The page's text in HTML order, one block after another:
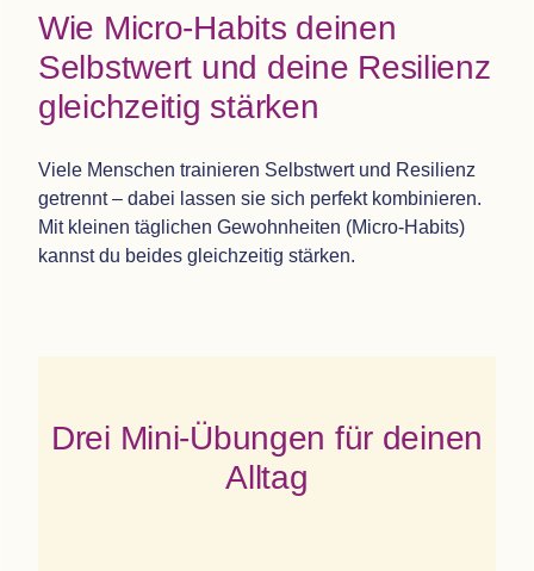
Wie Micro-Habits dei­nen
Selbst­wert und deine Resi­li­enz
gleich­zei­tig stärken
Viele Men­schen trai­nie­ren Selbst­wert und Resi­li­enz
getrennt – dabei las­sen sie sich per­fekt kom­bi­nie­ren.
Mit klei­nen täg­li­chen Gewohn­hei­ten (Micro-Habits)
kannst du bei­des gleich­zei­tig stärken.
Drei Mini-Übun­gen für dei­nen
Alltag